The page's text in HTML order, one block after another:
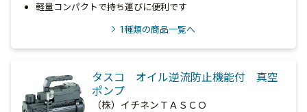
軽量コンパクトで持ち運びに便利です
1種類の商品一覧へ
タスコ オイル逆流防止機能付 真空
ポンプ
（株）イチネンＴＡＳＣＯ